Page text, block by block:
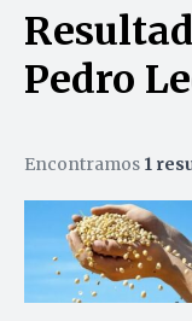
Pedro
Encontramos 1